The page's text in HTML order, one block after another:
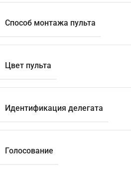
Способ монтажа пульта
Цвет пульта
Идентификация делегата
Голосование